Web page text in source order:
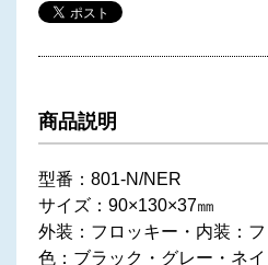
商品説明
型番：801-N/NER
サイズ：90×130×37㎜
外装：フロッキー・内装：
色：ブラック・グレー・ネ